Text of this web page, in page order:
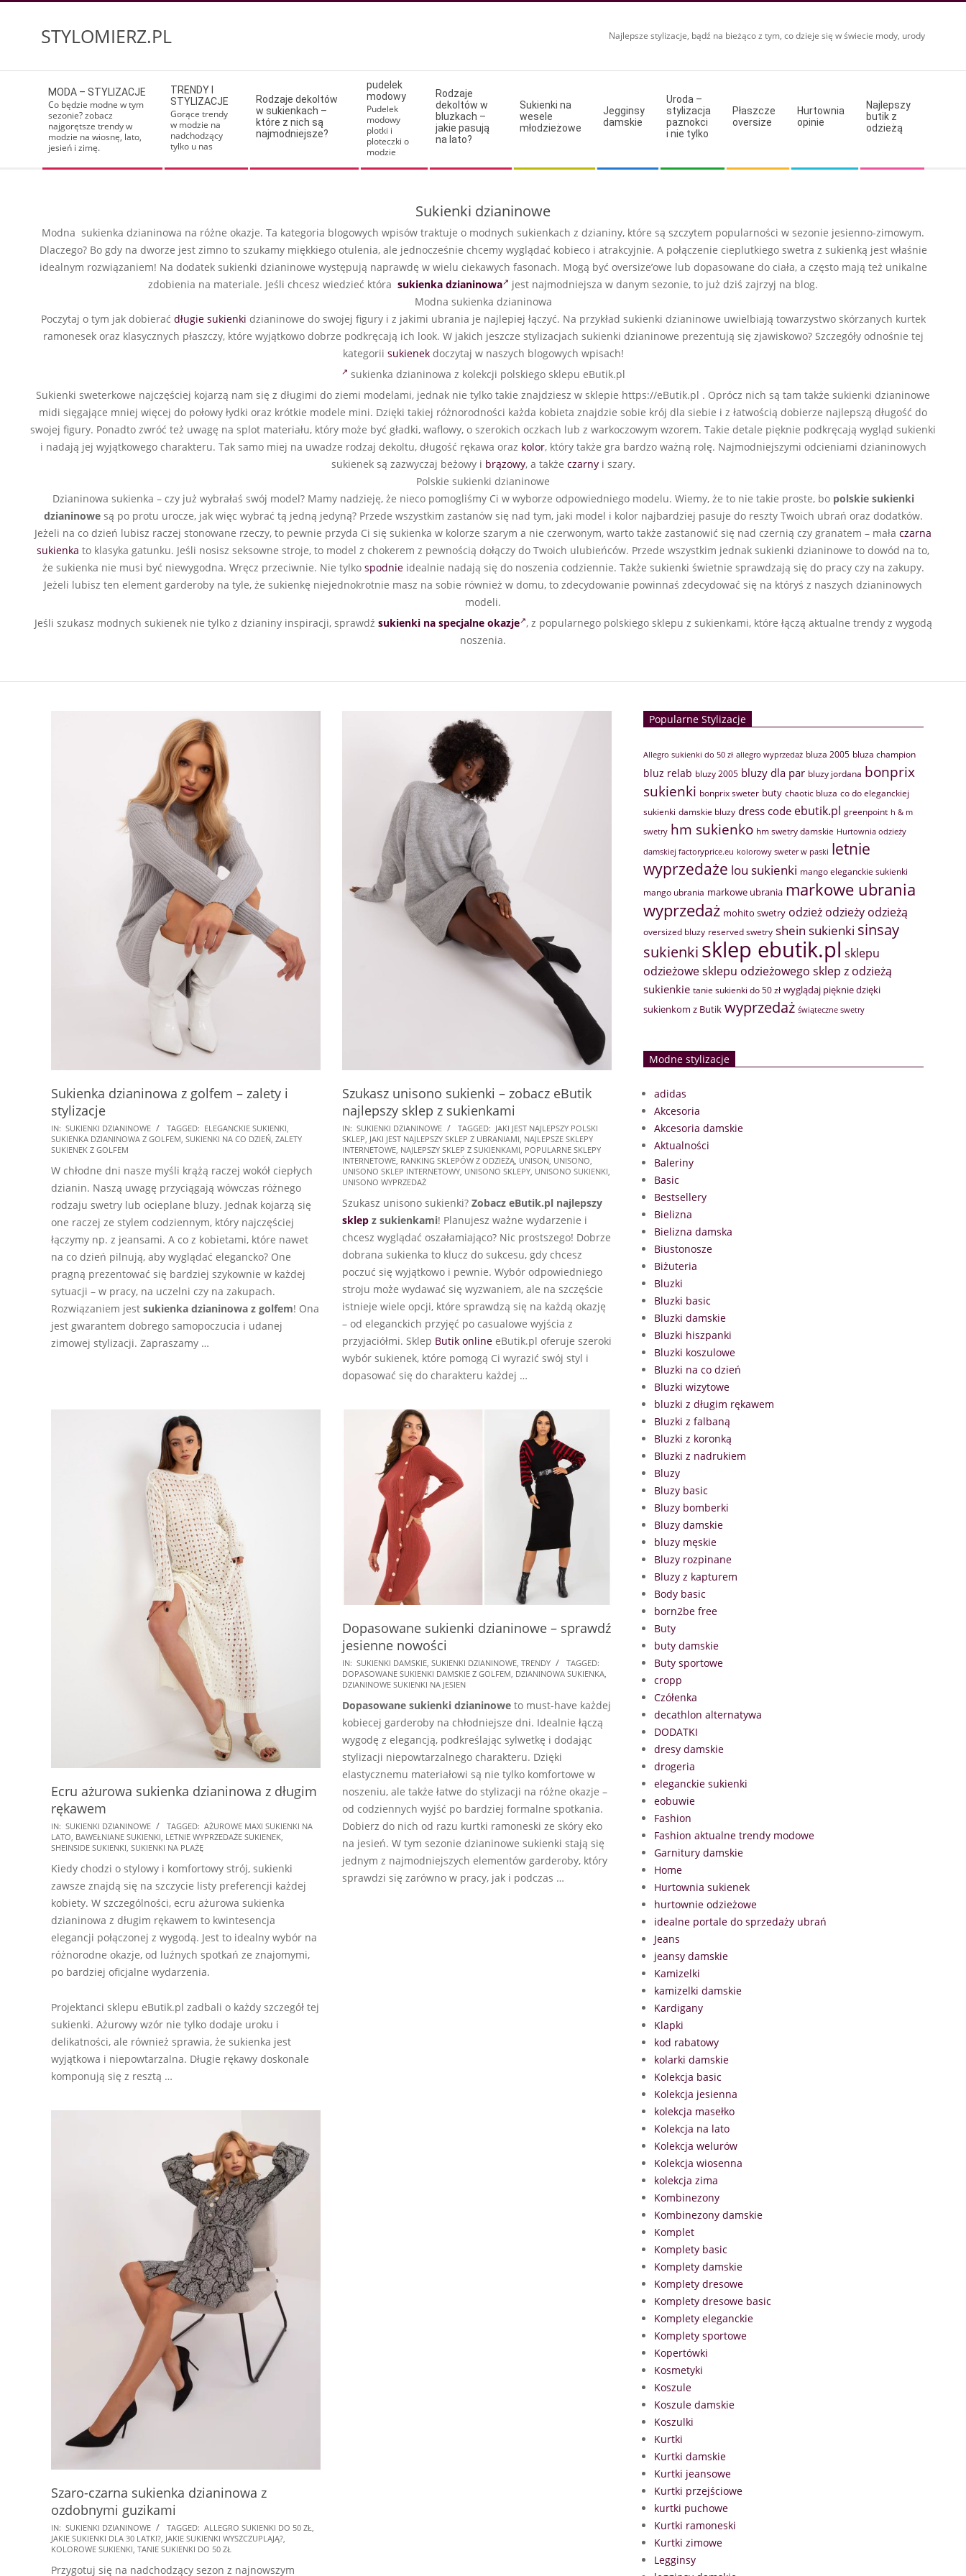
STYLOMIERZ.PL Najlepsze stylizacje, bądź na bieżąco z tym, co dzieje się w świecie mody, urody
Navigation
Menu
MODA – STYLIZACJE
Co będzie modne w tym
sezonie? zobacz
najgorętsze trendy w
modzie na wiosnę, lato,
jesień i zimę.
TRENDY I
STYLIZACJE
Gorące trendy
w modzie na
nadchodzący
tylko u nas
Rodzaje dekoltów
w sukienkach –
które z nich są
najmodniejsze?
pudelek
modowy
Pudelek
modowy
plotki i
ploteczki o
modzie
Rodzaje
dekoltów w
bluzkach –
jakie pasują
na lato?
Sukienki na
wesele
młodzieżowe
Jegginsy
damskie
Uroda –
stylizacja
paznokci
i nie tylko
Płaszcze
oversize
Hurtownia
opinie
Najlepszy
butik z
odzieżą
Sukienki dzianinowe
Modna sukienka dzianinowa na różne okazje. Ta kategoria blogowych wpisów traktuje o modnych sukienkach z dzianiny, które są szczytem popularności w sezonie jesienno-zimowym.
Dlaczego? Bo gdy na dworze jest zimno to szukamy miękkiego otulenia, ale jednocześnie chcemy wyglądać kobieco i atrakcyjnie. A połączenie cieplutkiego swetra z sukienką jest właśnie
idealnym rozwiązaniem! Na dodatek sukienki dzianinowe występują naprawdę w wielu ciekawych fasonach. Mogą być oversize’owe lub dopasowane do ciała, a często mają też unikalne
zdobienia na materiale. Jeśli chcesz wiedzieć która sukienka dzianinowa
jest najmodniejsza w danym sezonie, to już dziś zajrzyj na blog.
Modna sukienka dzianinowa
Poczytaj o tym jak dobierać długie sukienki dzianinowe do swojej figury i z jakimi ubrania je najlepiej łączyć. Na przykład sukienki dzianinowe uwielbiają towarzystwo skórzanych kurtek
ramonesek oraz klasycznych płaszczy, które wyjątkowo dobrze podkręcają ich look. W jakich jeszcze stylizacjach sukienki dzianinowe prezentują się zjawiskowo? Szczegóły odnośnie tej
kategorii sukienekdoczytaj w naszych blogowych wpisach!
sukienka dzianinowa z kolekcji polskiego sklepu eButik.pl
Sukienki sweterkowe najczęściej kojarzą nam się z długimi do ziemi modelami, jednak nie tylko takie znajdziesz w sklepie https://eButik.pl . Oprócz nich są tam także sukienki dzianinowe
midi sięgające mniej więcej do połowy łydki oraz krótkie modele mini. Dzięki takiej różnorodności każda kobieta znajdzie sobie krój dla siebie i z łatwością dobierze najlepszą długość do
swojej figury. Ponadto zwróć też uwagę na splot materiału, który może być gładki, waflowy, o szerokich oczkach lub z warkoczowym wzorem. Takie detale pięknie podkręcają wygląd sukienki
i nadają jej wyjątkowego charakteru. Tak samo miej na uwadze rodzaj dekoltu, długość rękawa oraz kolor, który także gra bardzo ważną rolę. Najmodniejszymi odcieniami dzianinowych
sukienek są zazwyczaj beżowy i brązowy, a także czarnyi szary.
Polskie sukienki dzianinowe
Dzianinowa sukienka – czy już wybrałaś swój model? Mamy nadzieję, że nieco pomogliśmy Ci w wyborze odpowiedniego modelu. Wiemy, że to nie takie proste, bo polskie sukienki
dzianinowesą po protu urocze, jak więc wybrać tą jedną jedyną? Przede wszystkim zastanów się nad tym, jaki model i kolor najbardziej pasuje do reszty Twoich ubrań oraz dodatków.
Jeżeli na co dzień lubisz raczej stonowane rzeczy, to pewnie przyda Ci się sukienka w kolorze szarym a nie czerwonym, warto także zastanowić się nad czernią czy granatem – mała czarna
sukienka to klasyka gatunku. Jeśli nosisz seksowne stroje, to model z chokerem z pewnością dołączy do Twoich ulubieńców. Przede wszystkim jednak sukienki dzianinowe to dowód na to,
że sukienka nie musi być niewygodna. Wręcz przeciwnie. Nie tylko spodnieidealnie nadają się do noszenia codziennie. Także sukienki świetnie sprawdzają się do pracy czy na zakupy.
Jeżeli lubisz ten element garderoby na tyle, że sukienkę niejednokrotnie masz na sobie również w domu, to zdecydowanie powinnaś zdecydować się na któryś z naszych dzianinowych
modeli.
Jeśli szukasz modnych sukienek nie tylko z dzianiny inspiracji, sprawdź sukienki na specjalne okazje , z popularnego polskiego sklepu z sukienkami, które łączą aktualne trendy z wygodą
noszenia.
Sukienka dzianinowa z golfem – zalety i
stylizacje
2026-
05-
IN: SUKIENKI DZIANINOWE TAGGED: ELEGANCKIE SUKIENKI,
SUKIENKA DZIANINOWA Z GOLFEM, SUKIENKI NA CO DZIEŃ, ZALETY
SUKIENEK Z GOLFEM
W chłodne dni nasze myśli krążą raczej wokół ciepłych
dzianin. Naszą uwagę przyciągają wówczas różnego
rodzaju swetry lub ocieplane bluzy. Jednak kojarzą się
one raczej ze stylem codziennym, który najczęściej
łączymy np. z jeansami. A co z kobietami, które nawet
na co dzień pilnują, aby wyglądać elegancko? One
pragną prezentować się bardziej szykownie w każdej
sytuacji – w pracy, na uczelni czy na zakupach.
Rozwiązaniem jest sukienka dzianinowa z golfem! Ona
jest gwarantem dobrego samopoczucia i udanej
zimowej stylizacji. Zapraszamy …
Szukasz unisono sukienki – zobacz eButik
najlepszy sklep z sukienkami
2025-
08-
20
IN: SUKIENKI DZIANINOWE TAGGED: JAKI JEST NAJLEPSZY POLSKI
SKLEP, JAKI JEST NAJLEPSZY SKLEP Z UBRANIAMI, NAJLEPSZE SKLEPY
INTERNETOWE, NAJLEPSZY SKLEP Z SUKIENKAMI, POPULARNE SKLEPY
INTERNETOWE, RANKING SKLEPÓW Z ODZIEŻĄ, UNISON, UNISONO,
UNISONO SKLEP INTERNETOWY, UNISONO SKLEPY, UNISONO SUKIENKI,
UNISONO WYPRZEDAŻ
Szukasz unisono sukienki? Zobacz eButik.pl najlepszy
sklep z sukienkami! Planujesz ważne wydarzenie i
chcesz wyglądać oszałamiająco? Nic prostszego! Dobrze
dobrana sukienka to klucz do sukcesu, gdy chcesz
poczuć się wyjątkowo i pewnie. Wybór odpowiedniego
stroju może wydawać się wyzwaniem, ale na szczęście
istnieje wiele opcji, które sprawdzą się na każdą okazję
– od eleganckich przyjęć po casualowe wyjścia z
przyjaciółmi. Sklep Butik online eButik.pl oferuje szeroki
wybór sukienek, które pomogą Ci wyrazić swój styl i
dopasować się do charakteru każdej …
Ecru ażurowa sukienka dzianinowa z długim
rękawem
2025-
03-
IN: SUKIENKI DZIANINOWE TAGGED: AŻUROWE MAXI SUKIENKI NA
LATO, BAWEŁNIANE SUKIENKI, LETNIE WYPRZEDAŻE SUKIENEK,
SHEINSIDE SUKIENKI, SUKIENKI NA PLAŻĘ
Kiedy chodzi o stylowy i komfortowy strój, sukienki
zawsze znajdą się na szczycie listy preferencji każdej
kobiety. W szczególności, ecru ażurowa sukienka
dzianinowa z długim rękawem to kwintesencja
elegancji połączonej z wygodą. Jest to idealny wybór na
różnorodne okazje, od luźnych spotkań ze znajomymi,
po bardziej oficjalne wydarzenia.
Projektanci sklepu eButik.pl zadbali o każdy szczegół tej
sukienki. Ażurowy wzór nie tylko dodaje uroku i
delikatności, ale również sprawia, że sukienka jest
wyjątkowa i niepowtarzalna. Długie rękawy doskonale
komponują się z resztą …
Dopasowane sukienki dzianinowe – sprawdź
jesienne nowości
2024-
09-
IN: SUKIENKI DAMSKIE SUKIENKI DZIANINOWE TRENDY
TAGGED:
DOPASOWANE SUKIENKI DAMSKIE Z GOLFEM DZIANINOWA SUKIENKA
DZIANINOWE SUKIENKI NA JESIEN
Dopasowane sukienki dzianinowe to must-have każdej
kobiecej garderoby na chłodniejsze dni. Idealnie łączą
wygodę z elegancją, podkreślając sylwetkę i dodając
stylizacji niepowtarzalnego charakteru. Dzięki
elastycznemu materiałowi są nie tylko komfortowe w
noszeniu, ale także łatwe do stylizacji na różne okazje –
od codziennych wyjść po bardziej formalne spotkania.
Dobierz do nich od razu kurtki ramoneski ze skóry eko
na jesień. W tym sezonie dzianinowe sukienki stają się
jednym z najmodniejszych elementów garderoby, który
sprawdzi się zarówno w pracy, jak i podczas …
Szaro-czarna sukienka dzianinowa z
ozdobnymi guzikami
2024-
09-
IN: SUKIENKI DZIANINOWE TAGGED: ALLEGRO SUKIENKI DO 50 ZŁ
JAKIE SUKIENKI DLA 30 LATKI? JAKIE SUKIENKI WYSZCZUPLAJĄ?
KOLOROWE SUKIENKI TANIE SUKIENKI DO 50 ZŁ
Przygotuj się na nadchodzący sezon z najnowszym
Popularne Stylizacje
Allegro sukienki do 50 zł allegro wyprzedaż bluza 2005 bluza champion
bluz relab bluzy 2005 bluzy dla par bluzy jordana bonprix
sukienki bonprix sweter buty chaotic bluza co do eleganckiej
sukienki damskie bluzy dress code ebutik.pl greenpoint h & m
swetry hm sukienko hm swetry damskie Hurtownia odzieży
damskiej factoryprice.eu kolorowy sweter w paski letnie
wyprzedaże lou sukienki mango eleganckie sukienki
mango ubrania markowe ubrania markowe ubrania
wyprzedaż mohito swetry odzież odzieży odzieżą
oversized bluzy reserved swetry shein sukienki sinsay
sukienki sklep ebutik.pl sklepu
odzieżowesklepu odzieżowego sklep z odzieżą
sukienkie tanie sukienki do 50 zł wyglądaj pięknie dzięki
sukienkom z Butik wyprzedaż świąteczne swetry
Modne stylizacje
adidas
Akcesoria
Akcesoria damskie
Aktualności
Baleriny
Basic
Bestsellery
Bielizna
Bielizna damska
Biustonosze
Biżuteria
Bluzki
Bluzki basic
Bluzki damskie
Bluzki hiszpanki
Bluzki koszulowe
Bluzki na co dzień
Bluzki wizytowe
bluzki z długim rękawem
Bluzki z falbaną
Bluzki z koronką
Bluzki z nadrukiem
Bluzy
Bluzy basic
Bluzy bomberki
Bluzy damskie
bluzy męskie
Bluzy rozpinane
Bluzy z kapturem
Body basic
born2be free
Buty
buty damskie
Buty sportowe
cropp
Czółenka
decathlon alternatywa
DODATKI
dresy damskie
drogeria
eleganckie sukienki
eobuwie
Fashion
Fashion aktualne trendy modowe
Garnitury damskie
Home
Hurtownia sukienek
hurtownie odzieżowe
idealne portale do sprzedaży ubrań
Jeans
jeansy damskie
Kamizelki
kamizelki damskie
Kardigany
Klapki
kod rabatowy
kolarki damskie
Kolekcja basic
Kolekcja jesienna
kolekcja masełko
Kolekcja na lato
Kolekcja welurów
Kolekcja wiosenna
kolekcja zima
Kombinezony
Kombinezony damskie
Komplet
Komplety basic
Komplety damskie
Komplety dresowe
Komplety dresowe basic
Komplety eleganckie
Komplety sportowe
Kopertówki
Kosmetyki
Koszule
Koszule damskie
Koszulki
Kurtki
Kurtki damskie
Kurtki jeansowe
Kurtki przejściowe
kurtki puchowe
Kurtki ramoneski
Kurtki zimowe
Legginsy